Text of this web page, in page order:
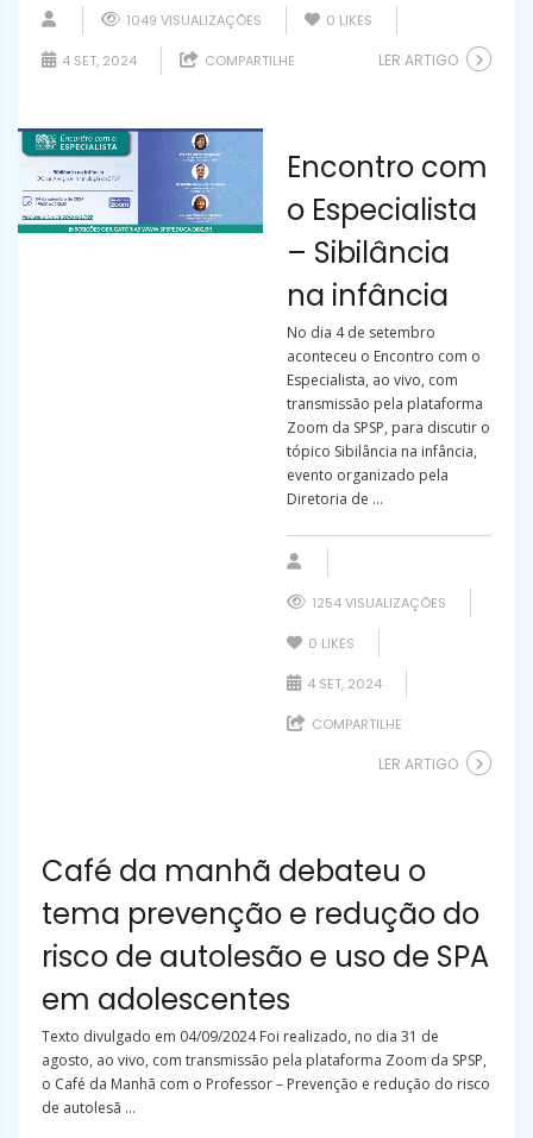
1049 VISUALIZAÇÕES 0 LIKES
4 SET, 2024 COMPARTILHE LER ARTIGO
Encontro com
o Especialista
– Sibilância
na infância
No dia 4 de setembro
aconteceu o Encontro com o
Especialista, ao vivo, com
transmissão pela plataforma
Zoom da SPSP, para discutir o
tópico Sibilância na infância,
evento organizado pela
Diretoria de ...
1254 VISUALIZAÇÕES
0 LIKES
4 SET, 2024
COMPARTILHE
LER ARTIGO
Café da manhã debateu o
tema prevenção e redução do
risco de autolesão e uso de SPA
em adolescentes
Texto divulgado em 04/09/2024 Foi realizado, no dia 31 de
agosto, ao vivo, com transmissão pela plataforma Zoom da SPSP,
o Café da Manhã com o Professor – Prevenção e redução do risco
de autolesã ...